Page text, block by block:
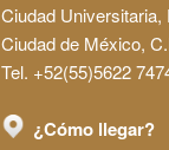
Ciudad
Ciudad de México,
Tel. +52(55)5622
¿Cómo llegar?